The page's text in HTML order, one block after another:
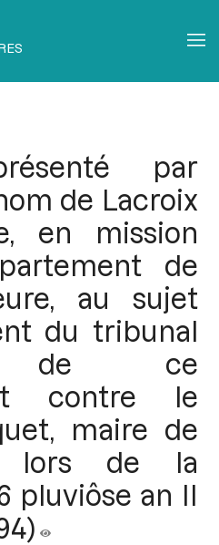
par
de Lacroix
en mission
de
au sujet
du tribunal
de ce
contre le
maire de
lors de la
pluviôse an II